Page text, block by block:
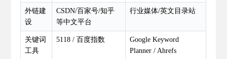
外链建
设
CSDN/百家号/知乎
等中文平台
行业媒体/英文目录站
关键词
工具
5118 / 百度指数
Google Keyword
Planner / Ahrefs